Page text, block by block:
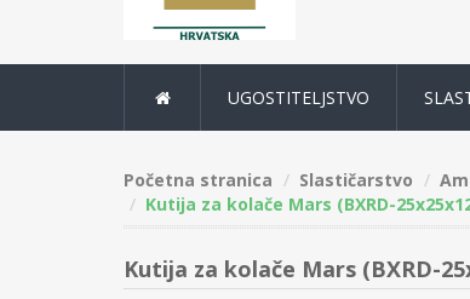
UGOSTITELJSTVO
Početna stranica Slastičarstvo
Kutija za kolače Mars (BXRD-
Kutija za kolače Mars (BXRD-